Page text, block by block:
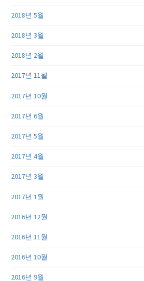
2018년 5월
2018년 3월
2018년 2월
2017년 11월
2017년 10월
2017년 6월
2017년 5월
2017년 4월
2017년 3월
2017년 1월
2016년 12월
2016년 11월
2016년 10월
2016년 9월